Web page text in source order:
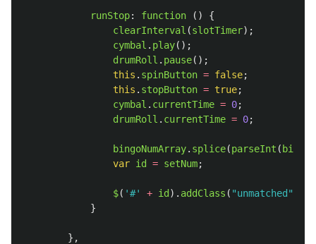
runStop: function ()
{
clearInterval (slotTimer);
cymbal . play();
drumRoll . pause();
this . spinButton = false;
this . stopButton = true;
cymbal . currentTime = 0;
drumRoll . currentTime = 0;
bingoNumArray. splice(parseInt (
var id = setNum;
$( '#' + id ). addClass ( "unmatched "
}
},